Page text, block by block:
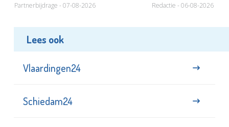
Partnerbijdrage - 07-08-2026 Redactie - 06-08-2026
Lees ook
Vlaardingen24
Schiedam24